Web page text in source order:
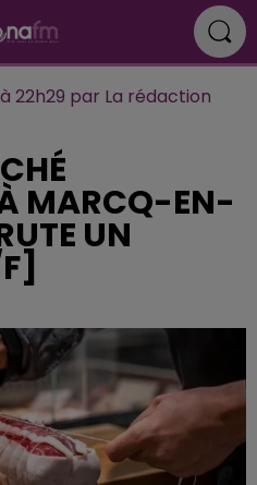
22h29 par La rédaction
MARCQ-EN-
UN